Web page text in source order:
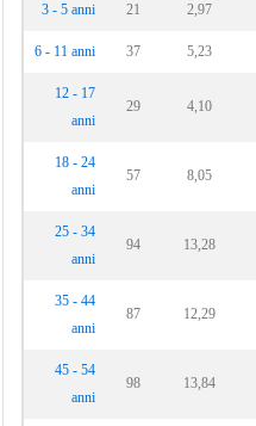
3 - 5 anni 21 2,97
6 - 11 anni 37 5,23
12 - 17
anni
29 4,10
18 - 24
anni
57 8,05
25 - 34
anni
94 13,28
35 - 44
anni
87 12,29
45 - 54
anni
98 13,84